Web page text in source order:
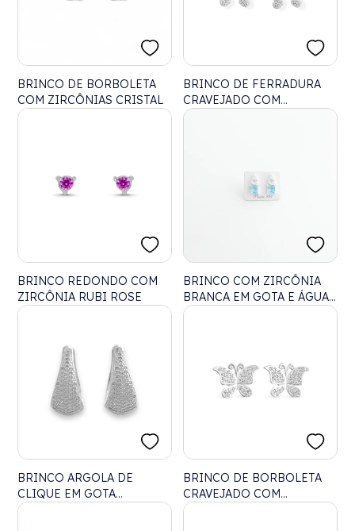
BRINCO DE BORBOLETA
COM ZIRCÔNIAS CRISTAL
BRINCO DE FERRADURA
CRAVEJADO COM
ZIRCÔNIAS
BRINCO REDONDO COM
ZIRCÔNIA RUBI ROSE
BRINCO COM ZIRCÔNIA
BRANCA EM GOTA E ÁGUA
MARINHA QUADRADA
BRINCO ARGOLA DE
CLIQUE EM GOTA
CRAVEJADO DE ZIRCÔNIAS
BRINCO DE BORBOLETA
CRAVEJADO COM
ZIRCÔNIAS